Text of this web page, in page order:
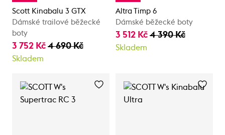
Scott Kinabalu 3 GTX
Dámské trailové běžecké
boty
3 752 Kč 4 690 Kč
Skladem
Altra Timp 6
Dámské běžecké boty
3 512 Kč 4 390 Kč
Skladem